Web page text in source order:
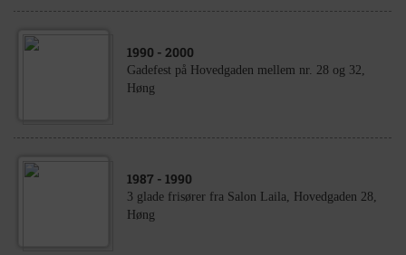
1990 - 2000
Gadefest på Hovedgaden mellem nr. 28 og 32,
Høng
1987 - 1990
3 glade frisører fra Salon Laila, Hovedgaden 28,
Høng